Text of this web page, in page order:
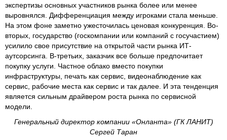
экспертизы основных участников рынка более или менее
выровнялся. Дифференциация между игроками стала меньше.
На этом фоне заметно ужесточилась ценовая конкуренция. Во-
вторых, государство (госкомпании или компаний с госучастием)
усилило свое присутствие на открытой части рынка ИТ-
аутсорсинга. В-третьих, заказчик все больше предпочитает
покупку услуги. Частное облако вместо покупки
инфраструктуры, печать как сервис, видеонаблюдение как
сервис, рабочие места как сервис и так далее. И эта тенденция
является сильным драйвером роста рынка по сервисной
модели.
Генеральный директор компании «Онланта» (ГК ЛАНИТ)
Сергей Таран